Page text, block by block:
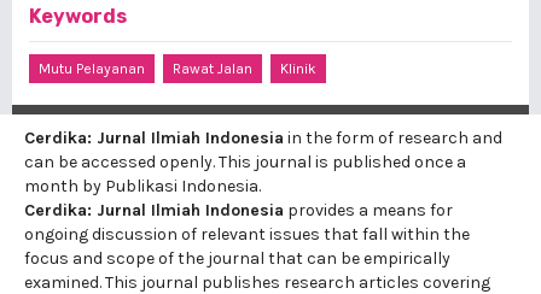
Keywords
Mutu Pelayanan Rawat Jalan Klinik
Cerdika: Jurnal Ilmiah Indonesia in the form of research and
can be accessed openly. This journal is published once a
month by Publikasi Indonesia.
Cerdika: Jurnal Ilmiah Indonesia provides a means for
ongoing discussion of relevant issues that fall within the
focus and scope of the journal that can be empirically
examined. This journal publishes research articles covering